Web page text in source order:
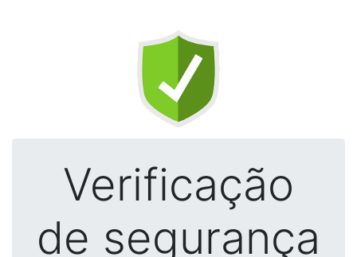
Verificação
de segurança